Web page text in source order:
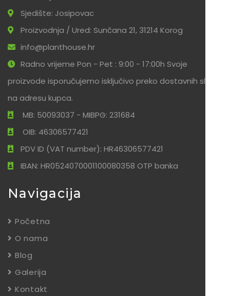
Sjedište: Josipovac
Proizvodnja / Ured: Sunčana 21, 31214 Korog
info@planthouse.hr
Radno vrijeme Pon - Pet : 9:00 - 17:00h Svoje
proizvode isporučujemo isključivo preko dostavnih službi
na adresu kupca.
MB: 50093037 - MIBPG: 231684
OIB: 46306577421
PDV ID (VAT number): HR46306577421
IBAN: HR0524070001100080358 OTP banka
Navigacija
Početna
O nama
Blog
Galerija
Kontakt